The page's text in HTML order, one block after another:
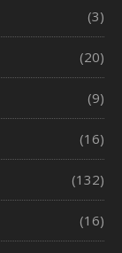
(3)
(20)
(9)
(16)
(132)
(16)